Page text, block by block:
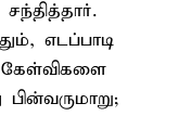
எடப்பாடி
கேள்விகளை